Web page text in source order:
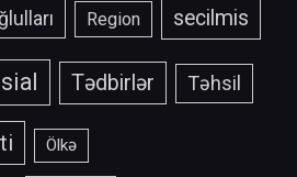
Region secilmis
Tədbirlər Təhsil
Ölkə